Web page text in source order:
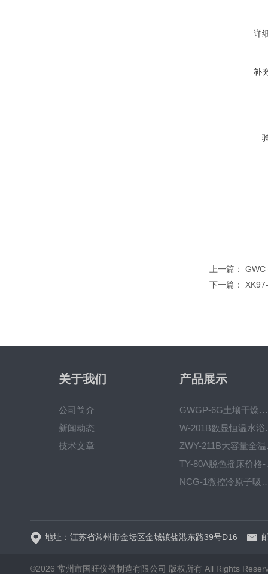
详
补
上一篇： GWC
下一篇：
关于我们
公司简介
新闻动态
技术文章
产品展示
GWGP-6G土壤干燥柜-干燥箱/干燥机
W-
TY-
NCG-1微控冷
地址：江苏省常州市金坛区金城镇盐港东路39号D16
©2026 常州市国旺仪器制造有限公司 版权所有 All Rights